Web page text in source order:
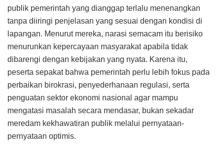
publik pemerintah yang dianggap terlalu menenangkan
tanpa diiringi penjelasan yang sesuai dengan kondisi di
lapangan. Menurut mereka, narasi semacam itu berisiko
menurunkan kepercayaan masyarakat apabila tidak
dibarengi dengan kebijakan yang nyata. Karena itu,
peserta sepakat bahwa pemerintah perlu lebih fokus pada
perbaikan birokrasi, penyederhanaan regulasi, serta
penguatan sektor ekonomi nasional agar mampu
mengatasi masalah secara mendasar, bukan sekadar
meredam kekhawatiran publik melalui pernyataan-
pernyataan optimis.